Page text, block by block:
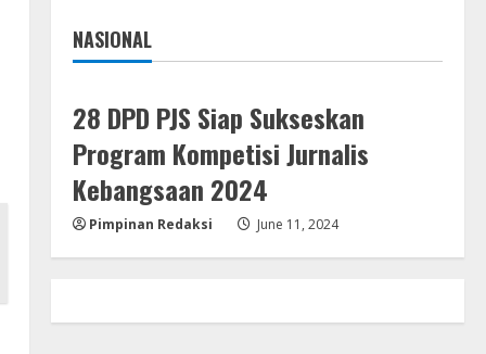
Premium
NASIONAL
Jakarta
28 DPD PJS Siap Sukseskan
Program Kompetisi Jurnalis
Kebangsaan 2024
Pimpinan Redaksi June 11, 2024